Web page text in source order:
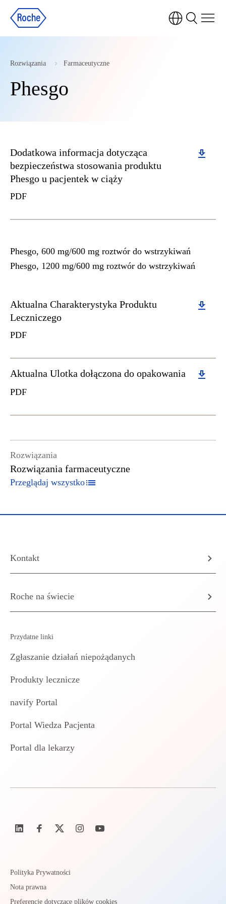
Rozwiązania Farmaceutyczne
Phesgo
Download
Dodatkowa informacja dotycząca
bezpieczeństwa stosowania produktu
Phesgo u pacjentek w ciąży
PDF
Phesgo, 600 mg/600 mg roztwór do wstrzykiwań
Phesgo, 1200 mg/600 mg roztwór do wstrzykiwań
Download
Aktualna Charakterystyka Produktu
Leczniczego
PDF
Download
Aktualna Ulotka dołączona do opakowania
PDF
Rozwiązania
Rozwiązania farmaceutyczne
Przeglądaj wszystko
Kontakt
Roche na świecie
Przydatne linki
Zgłaszanie działań niepożądanych
Produkty lecznicze
navify Portal
Portal Wiedza Pacjenta
Portal dla lekarzy
Polityka Prywatności
Nota prawna
Preferencje dotyczące plików cookies